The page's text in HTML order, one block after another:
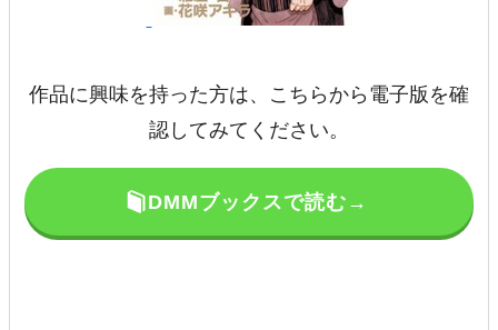
作品に興味を持った方は、こちらから電子版を確
認してみてください。
DMMブックスで読む→